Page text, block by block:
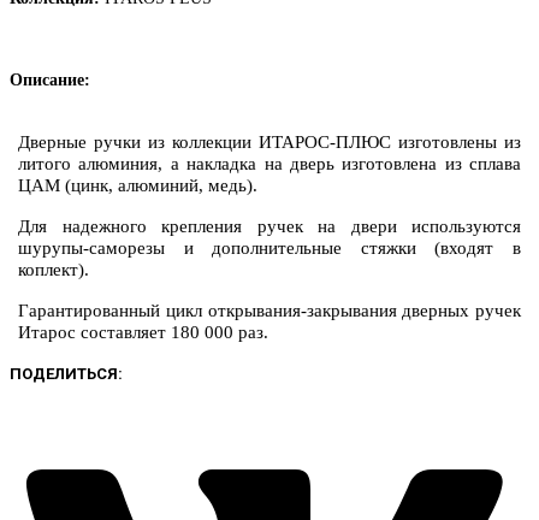
Описание:
Дверные ручки из коллекции ИТАРОС-ПЛЮС изготовлены из
литого алюминия, а накладка на дверь изготовлена из сплава
ЦАМ (цинк, алюминий, медь).
Для надежного крепления ручек на двери используются
шурупы-саморезы и дополнительные стяжки (входят в
коплект).
Гарантированный цикл открывания-закрывания дверных ручек
Итарос составляет 180 000 раз.
ПОДЕЛИТЬСЯ: